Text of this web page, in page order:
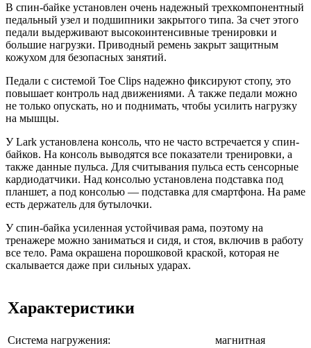
В спин-байке установлен очень надежный трехкомпонентный
педальный узел и подшипники закрытого типа. За счет этого
педали выдерживают высокоинтенсивные тренировки и
большие нагрузки. Приводный ремень закрыт защитным
кожухом для безопасных занятий.
Педали с системой Toe Clips надежно фиксируют стопу, это
повышает контроль над движениями. А также педали можно
не только опускать, но и поднимать, чтобы усилить нагрузку
на мышцы.
У Lark установлена консоль, что не часто встречается у спин-
байков. На консоль выводятся все показатели тренировки, а
также данные пульса. Для считывания пульса есть сенсорные
кардиодатчики. Над консолью установлена подставка под
планшет, а под консолью — подставка для смартфона. На раме
есть держатель для бутылочки.
У спин-байка усиленная устойчивая рама, поэтому на
тренажере можно заниматься и сидя, и стоя, включив в работу
все тело. Рама окрашена порошковой краской, которая не
скалывается даже при сильных ударах.
Характеристики
Система нагружения:
магнитная